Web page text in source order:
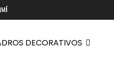
.
DECORATIVOS